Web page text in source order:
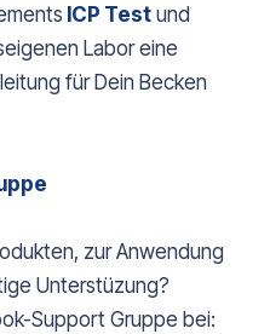
ICP Test und
Labor eine
für Dein Becken
zur Anwendung
Unterstüzung?
Support Gruppe bei: